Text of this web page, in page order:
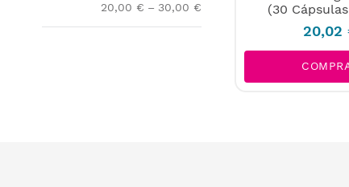
20,00 € – 30,00 €
(30
20,02